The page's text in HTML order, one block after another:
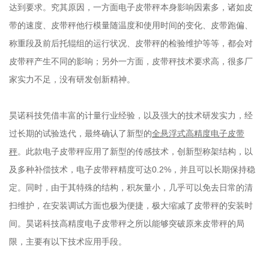
达到要求。究其原因，一方面电子皮带秤本身影响因素多，诸如皮
带的速度、皮带秤他行模量随温度和使用时间的变化、皮带跑偏、
称重段及前后托辊组的运行状况、皮带秤的检验维护等等，都会对
皮带秤产生不同的影响；另外一方面，皮带秤技术要求高，很多厂
家实力不足，没有研发创新精神。
昊诺科技凭借丰富的计量行业经验，以及强大的技术研发实力，经
过长期的试验迭代，最终确认了新型的全悬浮式高精度电子皮带
秤。此款电子皮带秤应用了新型的传感技术，创新型称架结构，以
及多种补偿技术，电子皮带秤精度可达0.2%，并且可以长期保持稳
定。同时，由于其特殊的结构，积灰量小，几乎可以免去日常的清
扫维护，在安装调试方面也极为便捷，极大缩减了皮带秤的安装时
间。昊诺科技高精度电子皮带秤之所以能够突破原来皮带秤的局
限，主要有以下技术应用手段。